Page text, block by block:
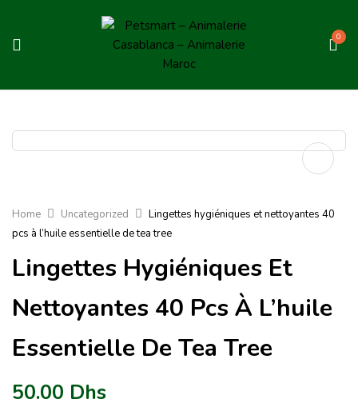
0
Home Uncategorized
Lingettes hygiéniques et nettoyantes 40
pcs à l’huile essentielle de tea tree
Lingettes Hygiéniques Et
Nettoyantes 40 Pcs À L’huile
Essentielle De Tea Tree
50.00 Dhs